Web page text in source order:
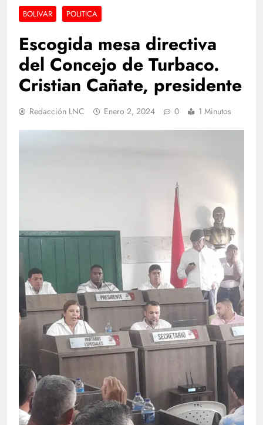
BOLIVAR POLITICA
Escogida mesa directiva
del Concejo de Turbaco.
Cristian Cañate, presidente
Redacción LNC Enero 2, 2024 0 1 Minutos